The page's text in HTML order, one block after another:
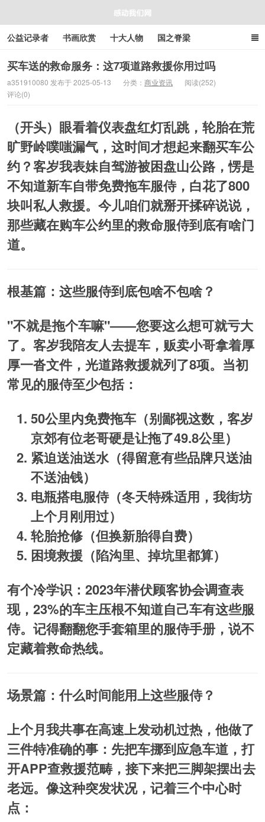
公益记录者 书画欣赏 十大人物 国之脊梁
好人好事 感人资讯 商业资讯 在线工具箱
买车送的救命服务：这7项道路救援你用过吗
a351910080 发布于 2025-05-13 分类： 商业资讯
阅读(252)
评论(0)
（开头）眼看着仪表盘红灯乱跳，轮胎在荒
旷野岭噗嗤漏气，这时间才想起来翻买车公
约？客岁我表妹自驾游被困盘山公路，愣是
不知道新车自带免费拖车服侍，白花了800
块叫私人救援。今儿咱们就掰开揉碎说说，
那些藏在购车公约里的救命服侍到底有啥门
道。
根基篇：这些服侍到底包啥不包啥？
"不就是拖个车嘛"——您要这么想可就亏大
了。客岁我陪友人去提车，贩卖小哥拿着厚
厚一沓文件，光道路救援就列了8项。当初
常见的服侍至少包括：
50公里内免费拖车 （别鄙视这数，客岁
京郊有位老哥硬是让拖了49.8公里）
紧迫送油送水（得留意有些品牌只送油
不送油钱）
电瓶搭电服侍（冬天特殊适用，我街坊
上个月刚用过）
轮胎抢修（但换新胎得自费）
困境救援 （陷沟里、掉坑里都算）
有个冷学识：2023年潜伏顾客协会调查表
现，23%的车主压根不知道自己车有这些服
侍。记得翻翻您手套箱里的服侍手册，说不
定藏着救命热线。
场景篇：什么时间能用上这些服侍？
上个月我共事在高速上发动机过热，他做了
三件特准确的事：先把车挪到应急车道，打
开APP查救援范畴，接下来把三脚架摆出去
老远。像这种突发状况，记着三个中心时
点：